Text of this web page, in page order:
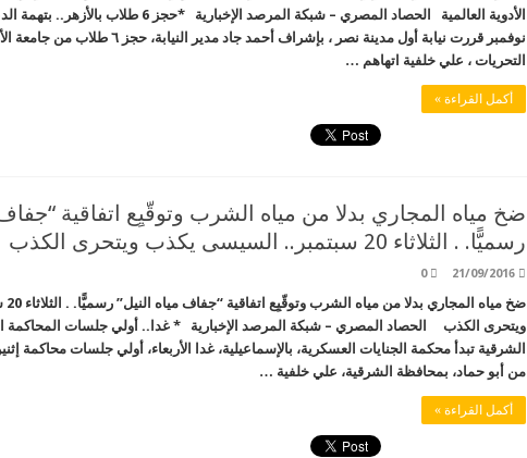
التحريات ، علي خلفية اتهاهم …
أكمل القراءة »
ضخ مياه المجاري بدلا من مياه الشرب وتوقّيِع اتفاقية “جفاف
رسميًّا. . الثلاثاء 20 سبتمبر.. السيسى يكذب ويتحرى الكذب
21/09/2016
0
ويتحرى الكذب الحصاد المصري – شبكة المرصد الإخبارية * غدا.. أولي جلسات المحاكمة
الشرقية تبدأ محكمة الجنايات العسكرية، بالإسماعيلية، غدا الأربعاء، أولي جلسات محاكمة
من أبو حماد، بمحافظة الشرقية، علي خلفية …
أكمل القراءة »